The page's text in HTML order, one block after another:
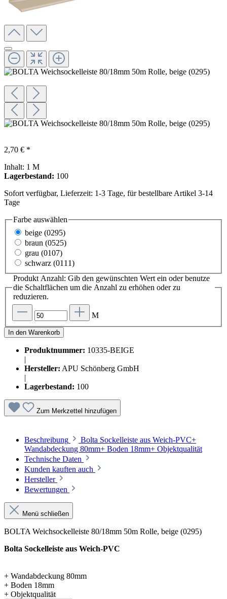
2,70 € *
Inhalt: 1 M
Lagerbestand: 100
Sofort verfügbar, Lieferzeit: 1-3 Tage, für bestellbare Artikel 3-14
Tage
Farbe auswählen
beige (0295)
braun (0525)
grau (0107)
schwarz (0111)
Produkt Anzahl: Gib den gewünschten Wert ein oder benutze
die Schaltflächen um die Anzahl zu erhöhen oder zu
reduzieren.
M
In den Warenkorb
Produktnummer: 10335-BEIGE
|
Hersteller: APU Schönberg GmbH
|
Lagerbestand: 100
Zum Merkzettel hinzufügen
Beschreibung
Bolta Sockelleiste aus Weich-PVC+
Wandabdeckung 80mm+ Boden 18mm+ Objektqualität
Technische Daten
Kunden kauften auch
Hersteller
Bewertungen
Menü schließen
BOLTA Weichsockelleiste 80/18mm 50m Rolle, beige (0295)
Bolta Sockelleiste aus Weich-PVC
+ Wandabdeckung 80mm
+ Boden 18mm
+ Objektqualität